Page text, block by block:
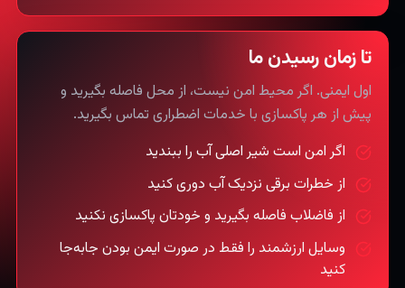
تا زمان رسیدن ما
اول ایمنی. اگر محیط امن نیست، از محل فاصله بگیرید و
پیش از هر پاکسازی با خدمات اضطراری تماس بگیرید.
اگر امن است شیر اصلی آب را ببندید
از خطرات برقی نزدیک آب دوری کنید
از فاضلاب فاصله بگیرید و خودتان پاکسازی نکنید
وسایل ارزشمند را فقط در صورت ایمن بودن جابه‌جا
کنید